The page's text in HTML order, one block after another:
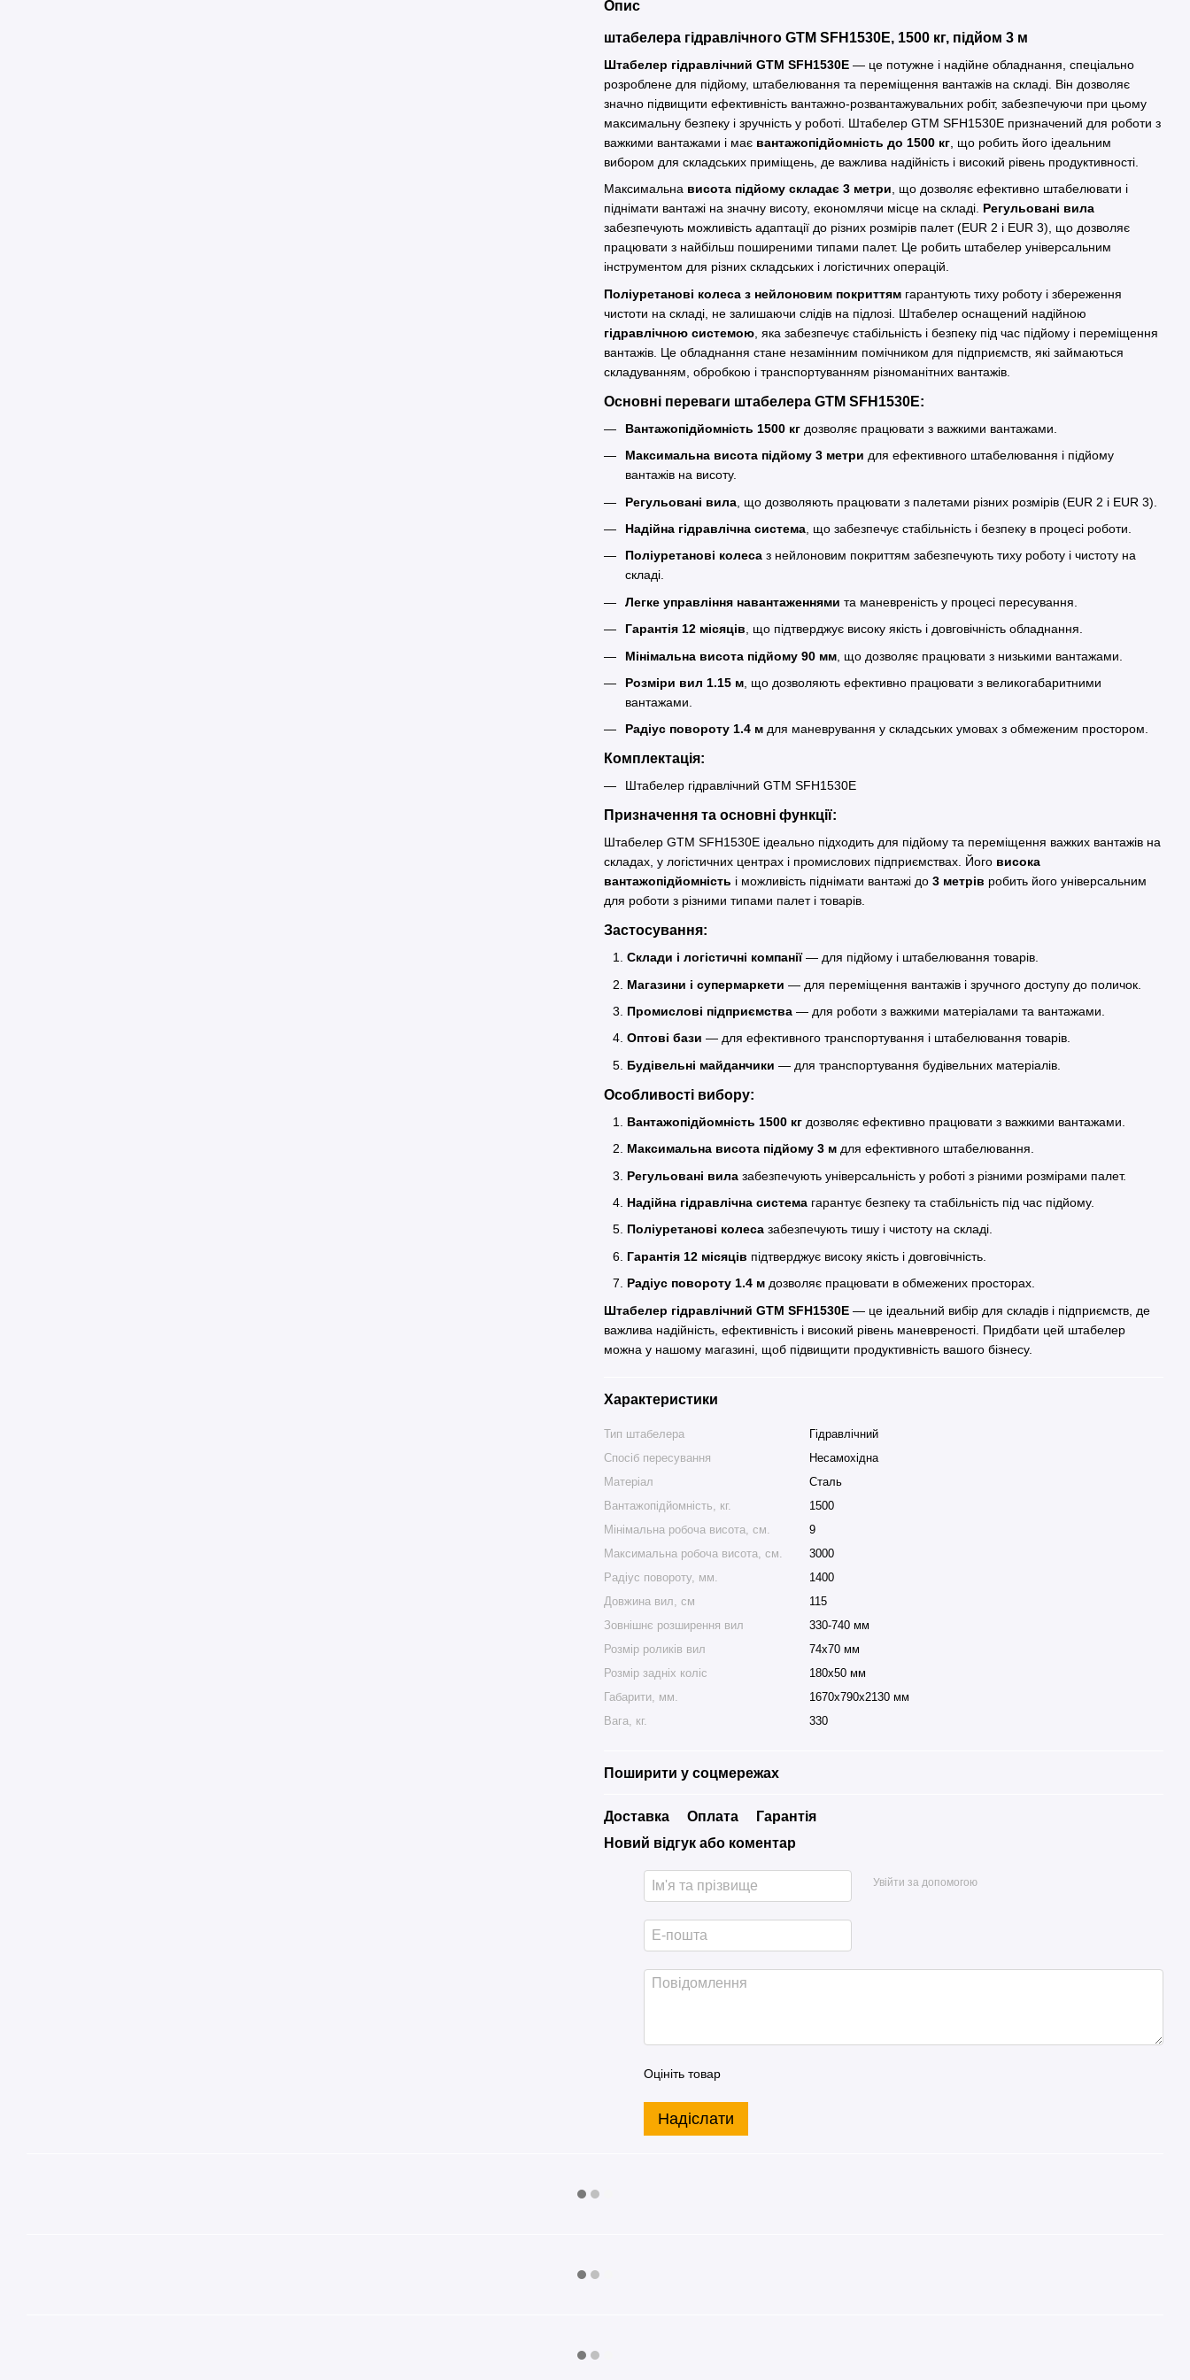
Опис
штабелера гідравлічного GTM SFH1530E, 1500 кг, підйом 3 м
Штабелер гідравлічний GTM SFH1530E — це потужне і надійне обладнання, спеціально
розроблене для підйому, штабелювання та переміщення вантажів на складі. Він дозволяє
значно підвищити ефективність вантажно-розвантажувальних робіт, забезпечуючи при цьому
максимальну безпеку і зручність у роботі. Штабелер GTM SFH1530E призначений для роботи з
важкими вантажами і має вантажопідйомність до 1500 кг , що робить його ідеальним
вибором для складських приміщень, де важлива надійність і високий рівень продуктивності.
Максимальна висота підйому складає 3 метри, що дозволяє ефективно штабелювати і
піднімати вантажі на значну висоту, економлячи місце на складі. Регульовані вила
забезпечують можливість адаптації до різних розмірів палет (EUR 2 і EUR 3), що дозволяє
працювати з найбільш поширеними типами палет. Це робить штабелер універсальним
інструментом для різних складських і логістичних операцій.
Поліуретанові колеса з нейлоновим покриттям гарантують тиху роботу і збереження
чистоти на складі, не залишаючи слідів на підлозі. Штабелер оснащений надійною
гідравлічною системою , яка забезпечує стабільність і безпеку під час підйому і переміщення
вантажів. Це обладнання стане незамінним помічником для підприємств, які займаються
складуванням, обробкою і транспортуванням різноманітних вантажів.
Основні переваги штабелера GTM SFH1530E:
Вантажопідйомність 1500 кг дозволяє працювати з важкими вантажами.
Максимальна висота підйому 3 метри для ефективного штабелювання і підйому
вантажів на висоту.
Регульовані вила , що дозволяють працювати з палетами різних розмірів (EUR 2 і EUR 3).
Надійна гідравлічна система , що забезпечує стабільність і безпеку в процесі роботи.
Поліуретанові колеса з нейлоновим покриттям забезпечують тиху роботу і чистоту на
складі.
Легке управління навантаженнями та маневреність у процесі пересування.
Гарантія 12 місяців , що підтверджує високу якість і довговічність обладнання.
Мінімальна висота підйому 90 мм , що дозволяє працювати з низькими вантажами.
Розміри вил 1.15 м , що дозволяють ефективно працювати з великогабаритними
вантажами.
Радіус повороту 1.4 м для маневрування у складських умовах з обмеженим простором.
Комплектація:
Штабелер гідравлічний GTM SFH1530E
Призначення та основні функції:
Штабелер GTM SFH1530E ідеально підходить для підйому та переміщення важких вантажів на
складах, у логістичних центрах і промислових підприємствах. Його висока
вантажопідйомність і можливість піднімати вантажі до 3 метрів робить його універсальним
для роботи з різними типами палет і товарів.
Застосування:
Склади і логістичні компанії— для підйому і штабелювання товарів.
Магазини і супермаркети — для переміщення вантажів і зручного доступу до поличок.
Промислові підприємства — для роботи з важкими матеріалами та вантажами.
Оптові бази — для ефективного транспортування і штабелювання товарів.
Будівельні майданчики — для транспортування будівельних матеріалів.
Особливості вибору:
Вантажопідйомність 1500 кг дозволяє ефективно працювати з важкими вантажами.
Максимальна висота підйому 3 м для ефективного штабелювання.
Регульовані вила забезпечують універсальність у роботі з різними розмірами палет.
Надійна гідравлічна система гарантує безпеку та стабільність під час підйому.
Поліуретанові колеса забезпечують тишу і чистоту на складі.
Гарантія 12 місяців підтверджує високу якість і довговічність.
Радіус повороту 1.4 м дозволяє працювати в обмежених просторах.
Штабелер гідравлічний GTM SFH1530E — це ідеальний вибір для складів і підприємств, де
важлива надійність, ефективність і високий рівень маневреності. Придбати цей штабелер
можна у нашому магазині, щоб підвищити продуктивність вашого бізнесу.
Характеристики
Тип штабелера
Гідравлічний
Спосіб пересування
Несамохідна
Матеріал
Сталь
Вантажопідйомність, кг.
1500
Мінімальна робоча висота, см.
9
Максимальна робоча висота, см.
3000
Радіус повороту, мм.
1400
Довжина вил, см
115
Зовнішнє розширення вил
330-740 мм
Розмір роликів вил
74x70 мм
Розмір задніх коліс
180x50 мм
Габарити, мм.
1670x790x2130 мм
Вага, кг.
330
Поширити у соцмережах
Доставка Оплата
Гарантія
Новий відгук або коментар
Увійти за допомогою
Оцініть товар
Надіслати